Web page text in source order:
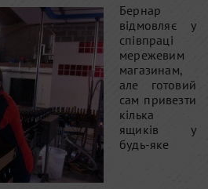
Бернар
відмовляє у
співпраці
мережевим
магазинам,
але готовий
сам привезти
кілька
ящиків у
будь-яке